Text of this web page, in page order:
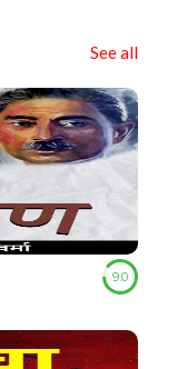
See all
9.0